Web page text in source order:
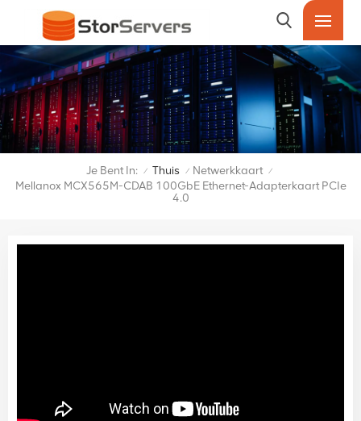
Je Bent In: / Thuis / Netwerkkaart /
Mellanox MCX565M-CDAB 100GbE Ethernet-Adapterkaart PCIe
4.0